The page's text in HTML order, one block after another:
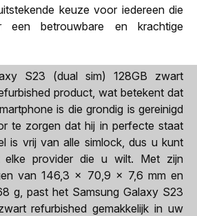
keuze voor iedereen die
betrouwbare en krachtige
S23 (dual sim) 128GB zwart
product, wat betekent dat
is die grondig is gereinigd
te zorgen dat hij in perfecte staat
is vrij van alle simlock, dus u kunt
elke provider die u wilt. Met zijn
van 146,3 x 70,9 x 7,6 mm en
g, past het Samsung Galaxy S23
refurbished gemakkelijk in uw